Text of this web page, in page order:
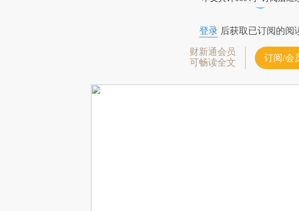
登录后获取已订阅的阅
财新通会员
可畅读全文
订阅/会